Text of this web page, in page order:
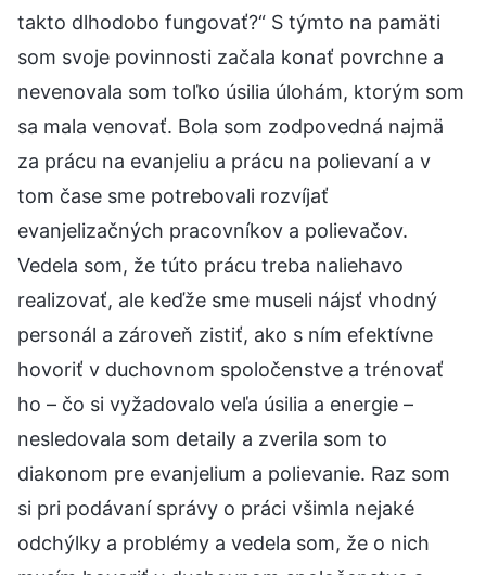
takto dlhodobo fungovať?“ S týmto na pamäti
som svoje povinnosti začala konať povrchne a
nevenovala som toľko úsilia úlohám, ktorým som
sa mala venovať. Bola som zodpovedná najmä
za prácu na evanjeliu a prácu na polievaní a v
tom čase sme potrebovali rozvíjať
evanjelizačných pracovníkov a polievačov.
Vedela som, že túto prácu treba naliehavo
realizovať, ale keďže sme museli nájsť vhodný
personál a zároveň zistiť, ako s ním efektívne
hovoriť v duchovnom spoločenstve a trénovať
ho – čo si vyžadovalo veľa úsilia a energie –
nesledovala som detaily a zverila som to
diakonom pre evanjelium a polievanie. Raz som
si pri podávaní správy o práci všimla nejaké
odchýlky a problémy a vedela som, že o nich